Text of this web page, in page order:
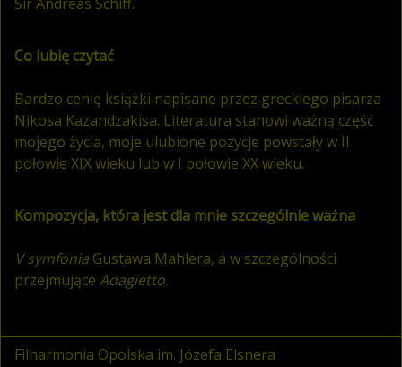
Co lubię czytać
Bardzo cenię książki napisane przez greckiego pisarza
Nikosa Kazandzakisa. Literatura stanowi ważną część
mojego życia, moje ulubione pozycje powstały w II
połowie XIX wieku lub w I połowie XX wieku.
Kompozycja, która jest dla mnie szczególnie ważna
V symfonia Gustawa Mahlera, a w szczególności
przejmujące Adagietto.
Filharmonia Opolska im. Józefa Elsnera